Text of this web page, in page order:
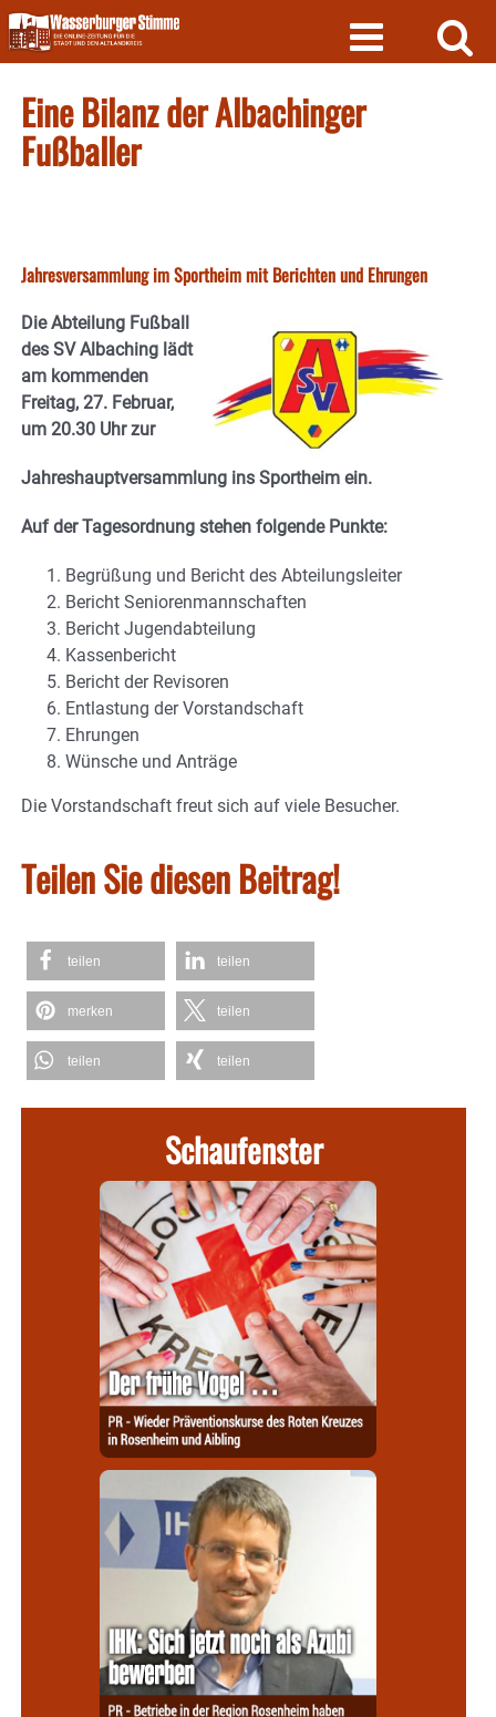
Skip
to
content
Eine Bilanz der Albachinger
Fußballer
Jahresversammlung im Sportheim mit Berichten und Ehrungen
Die Abteilung Fußball
des SV Albaching lädt
am kommenden
Freitag, 27. Februar,
um 20.30 Uhr zur
Jahreshauptversammlung ins Sportheim ein.
Auf der Tagesordnung stehen folgende Punkte:
Begrüßung und Bericht des Abteilungsleiter
Bericht Seniorenmannschaften
Bericht Jugendabteilung
Kassenbericht
Bericht der Revisoren
Entlastung der Vorstandschaft
Ehrungen
Wünsche und Anträge
Die Vorstandschaft freut sich auf viele Besucher.
Teilen Sie diesen Beitrag!
teilen teilen
merken teilen
teilen teilen
Schaufenster